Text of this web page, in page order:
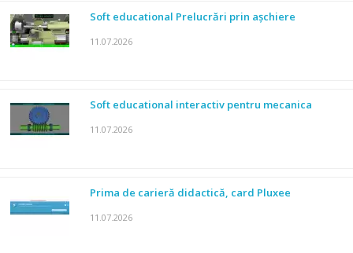
Soft educational Prelucrări prin așchiere
11.07.2026
Soft educational interactiv pentru mecanica
11.07.2026
Prima de carieră didactică, card Pluxee
11.07.2026